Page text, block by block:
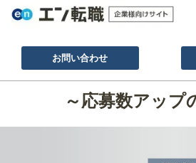
お問い合わせ
サービス一覧
～応募数アップ